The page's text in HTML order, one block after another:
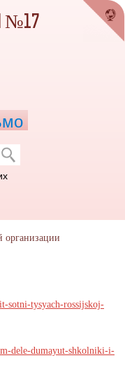
и их
sotni-tysyach-rossijskoj-
dele-dumayut-shkolniki-i-
№17
организации